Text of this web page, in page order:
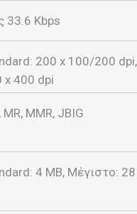
33.6 Kbps
200 x 100/200
x 400 dpi
MR, MMR, JBIG
4 MB, Μέγιστο: